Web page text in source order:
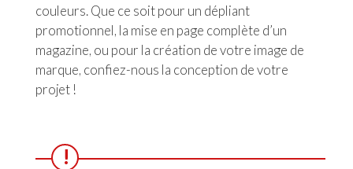
couleurs. Que ce soit pour un dépliant
promotionnel, la mise en page complète d’un
magazine, ou pour la création de votre image de
marque, confiez-nous la conception de votre
projet !
!